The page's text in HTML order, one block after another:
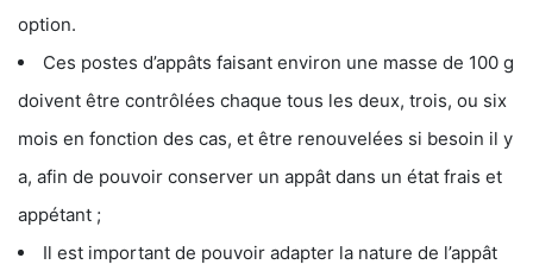
option.
Ces postes d’appâts faisant environ une masse de 100 g
doivent être contrôlées chaque tous les deux, trois, ou six
mois en fonction des cas, et être renouvelées si besoin il y
a, afin de pouvoir conserver un appât dans un état frais et
appétant ;
Il est important de pouvoir adapter la nature de l’appât